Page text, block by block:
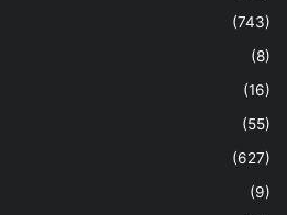
(743)
(8)
(16)
(55)
(627)
(9)